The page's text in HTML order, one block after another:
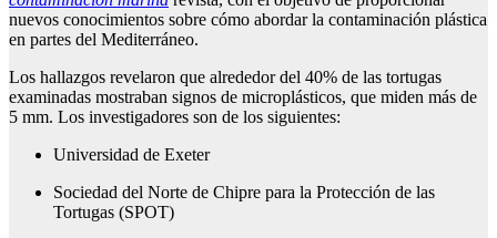
nuevos conocimientos sobre cómo abordar la contaminación plástica
en partes del Mediterráneo.
Los hallazgos revelaron que alrededor del 40% de las tortugas
examinadas mostraban signos de microplásticos, que miden más de
5 mm. Los investigadores son de los siguientes:
Universidad de Exeter
Sociedad del Norte de Chipre para la Protección de las
Tortugas (SPOT)